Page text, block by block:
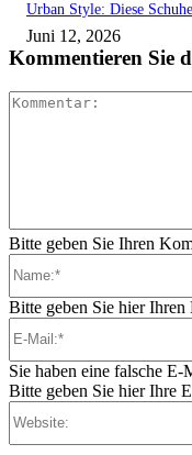
Urban Style: Diese
Juni 12, 2026
Kommentieren Sie
Bitte geben Sie Ihren
Bitte geben Sie hier Ihren
Sie haben eine falsche
Bitte geben Sie hier Ihre